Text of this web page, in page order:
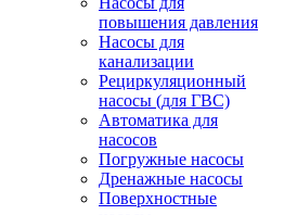
повышения давления
Насосы для
канализации
Рециркуляционный
насосы (для ГВС)
Автоматика для
насосов
Погружные насосы
Дренажные насосы
Поверхностные